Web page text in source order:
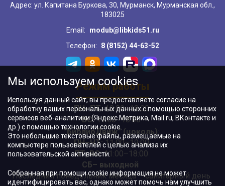
Адрес: ул. Капитана Буркова, 30, Мурманск, Мурманская обл.,
183025
Email:
modub@libkids51.ru
Телефон:
8 (8152) 44-63-52
Режим работы
ПН–ПТ:10:00–18:00
ВС:11:00–18:00
"БиблиоДвиж" (цоколь):
ПН–ЧТ:11:00–19:00
ПТ, ВС:11:00–18:00
СБ– выходной
Последний понедельник месяца – санитарный день
Мы используем cookies
Используя данный сайт, вы предоставляете согласие на
обработку ваших персональных данных с помощью сторонних
сервисов веб-аналитики (Яндекс.Метрика, Mail.ru, ВКонтакте и
др.) с помощью технологии cookie.
Это небольшие текстовые файлы, размещаемые на
компьютере пользователей с целью анализа их
пользовательской активности.
Собранная при помощи cookie информация не может
идентифицировать вас, однако может помочь нам улучшить